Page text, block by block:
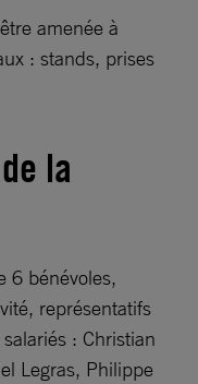
amenée à
: stands, prises
la
6 bénévoles,
représentatifs
: Christian
Legras, Philippe